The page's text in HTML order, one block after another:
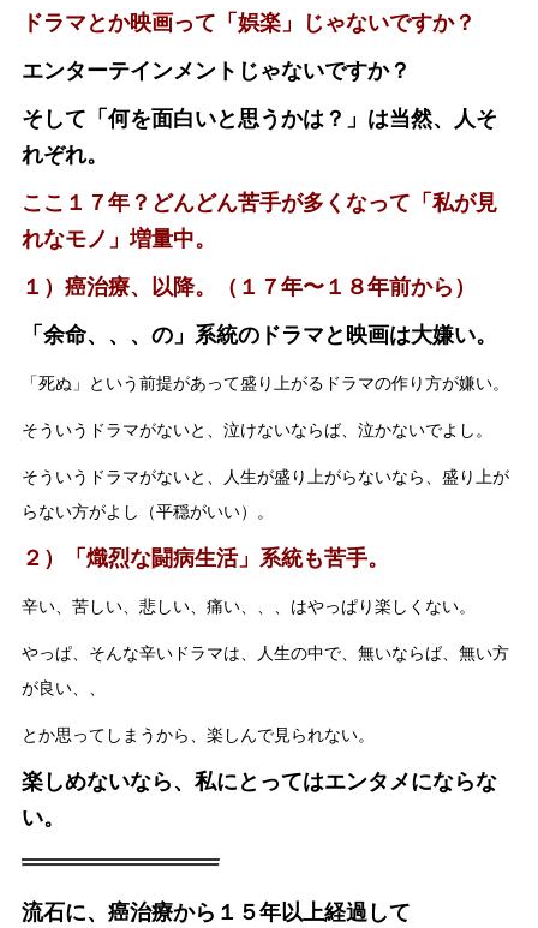
ドラマとか映画って「娯楽」じゃないですか？
エンターテインメントじゃないですか？
そして「何を面白いと思うかは？」は当然、人そ
れぞれ。
ここ１７年？どんどん苦手が多くなって「私が見
れなモノ」増量中。
１）癌治療、以降。（１７年〜１８年前から）
「余命、、、の」系統のドラマと映画は大嫌い。
「死ぬ」という前提があって盛り上がるドラマの作り方が嫌い。
そういうドラマがないと、泣けないならば、泣かないでよし。
そういうドラマがないと、人生が盛り上がらないなら、盛り上が
らない方がよし（平穏がいい）。
２）「熾烈な闘病生活」系統も苦手。
辛い、苦しい、悲しい、痛い、、、はやっぱり楽しくない。
やっぱ、そんな辛いドラマは、人生の中で、無いならば、無い方
が良い、、
とか思ってしまうから、楽しんで見られない。
楽しめないなら、私にとってはエンタメにならな
い。
流石に、癌治療から１５年以上経過して